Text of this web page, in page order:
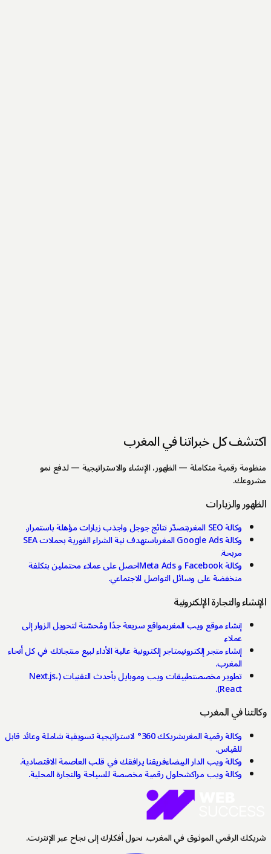
كل خبراتنا في المغرب
رقمية متكاملة — الظهور، الإنشاء والاستراتيجية — لدفع نمو
والزيارات
وكالة SEO المغرب تصدّر نتائج جوجل واجذب زيارات مؤهلة باستمرار.
وكالة Google Ads المغرب استهدف نية الشراء الفورية بحملات SEA
مربحة.
وكالة Facebook و Meta Ads احصل على عملاء محتملين بتكلفة
منخفضة على وسائل التواصل الاجتماعي.
والتجارة الإلكترونية
إنشاء موقع ويب المغربمواقع سريعة جدًا ومُحسّنة لتحويل الزوار إلى
عملاء.
إنشاء متجر إلكترونيمتاجر إلكترونية عالية الأداء لبيع منتجاتك في كل أنحاء
المغرب.
تطوير مخصص تطبيقات ويب وموبايل بأحدث التقنيات (Next.js،
React).
في المغرب
وكالة رقمية المغرب شريكك 360° لاستراتيجية تسويقية شاملة وعائد قابل
للقياس.
وكالة ويب الدار البيضاءفريقنا يرافقك في قلب العاصمة الاقتصادية.
وكالة ويب مراكشحلول رقمية مخصصة للسياحة والتجارة المحلية.
الرقمي الموثوق في المغرب. نحول أفكارك إلى نجاح عبر الإنترنت.